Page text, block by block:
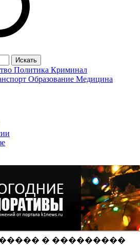
Политика Криминал
Образование Медицина
� ���������